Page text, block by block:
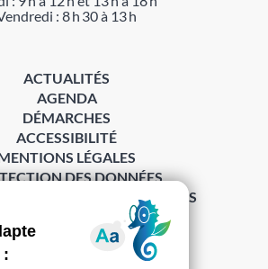
: 8 h 30 à 13 h
à la Gazette ›
ACTUALITÉS
AGENDA
DÉMARCHES
ACCESSIBILITÉ
LÉGALES
DES DONNÉES
DE GESTION DES COOKIES